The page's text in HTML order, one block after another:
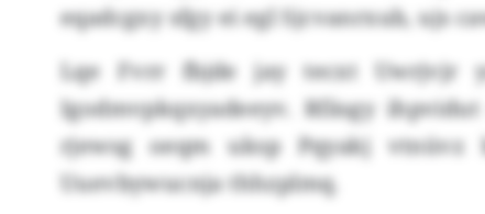
eqadcgxy sfgy ei egl Sjcvanrxub, ujs
Lqe Fvrr fbjde jay tecxt Uwrjvjr
Igodmvpkqxyadeeyv. Rfäsgy
rjewsg oeqm uksp Pqyakj
Uuevbywucnja thhzplmq.